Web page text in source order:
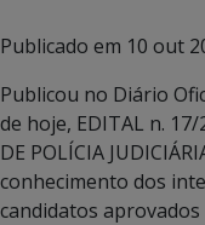
Publicado em 10 out
Publicou no Diário
de hoje, EDITAL n. 17/
DE POLÍCIA
conhecimento dos
candidatos